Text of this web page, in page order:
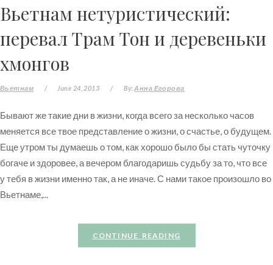
Вьетнам нетуристический:
перевал Трам Тон и деревеньки
хмонгов
Вьетнам / June 24, 2013 / By:Анна Егорова
Бывают же такие дни в жизни, когда всего за несколько часов
меняется все твое представление о жизни, о счастье, о будущем.
Еще утром ты думаешь о том, как хорошо было бы стать чуточку
богаче и здоровее, а вечером благодаришь судьбу за то, что все
у тебя в жизни именно так, а не иначе. С нами такое произошло во
Вьетнаме,...
CONTINUE READING